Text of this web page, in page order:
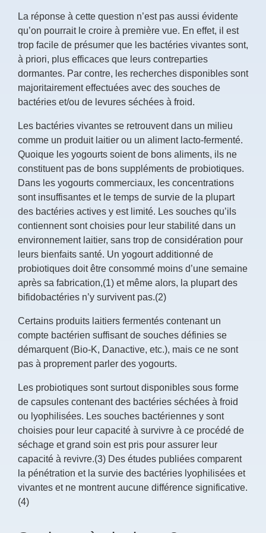
La réponse à cette question n’est pas aussi évidente
qu’on pourrait le croire à première vue. En effet, il est
trop facile de présumer que les bactéries vivantes sont,
à priori, plus efficaces que leurs contreparties
dormantes. Par contre, les recherches disponibles sont
majoritairement effectuées avec des souches de
bactéries et/ou de levures séchées à froid.
Les bactéries vivantes se retrouvent dans un milieu
comme un produit laitier ou un aliment lacto-fermenté.
Quoique les yogourts soient de bons aliments, ils ne
constituent pas de bons suppléments de probiotiques.
Dans les yogourts commerciaux, les concentrations
sont insuffisantes et le temps de survie de la plupart
des bactéries actives y est limité. Les souches qu’ils
contiennent sont choisies pour leur stabilité dans un
environnement laitier, sans trop de considération pour
leurs bienfaits santé. Un yogourt additionné de
probiotiques doit être consommé moins d’une semaine
après sa fabrication,(1) et même alors, la plupart des
bifidobactéries n’y survivent pas.(2)
Certains produits laitiers fermentés contenant un
compte bactérien suffisant de souches définies se
démarquent (Bio-K, Danactive, etc.), mais ce ne sont
pas à proprement parler des yogourts.
Les probiotiques sont surtout disponibles sous forme
de capsules contenant des bactéries séchées à froid
ou lyophilisées. Les souches bactériennes y sont
choisies pour leur capacité à survivre à ce procédé de
séchage et grand soin est pris pour assurer leur
capacité à revivre.(3) Des études publiées comparent
la pénétration et la survie des bactéries lyophilisées et
vivantes et ne montrent aucune différence significative.
(4)